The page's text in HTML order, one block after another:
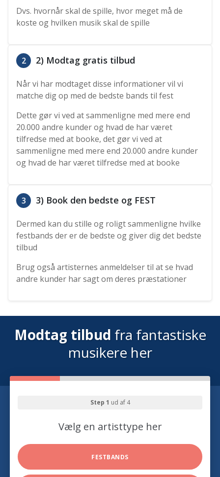
Dvs. hvornår skal de spille, hvor meget må de
koste og hvilken musik skal de spille
2 2) Modtag gratis tilbud
Når vi har modtaget disse informationer vil vi
matche dig op med de bedste bands til fest
Dette gør vi ved at sammenligne med mere end
20.000 andre kunder og hvad de har været
tilfredse med at booke, det gør vi ved at
sammenligne med mere end 20.000 andre kunder
og hvad de har været tilfredse med at booke
3 3) Book den bedste og FEST
Dermed kan du stille og roligt sammenligne hvilke
festbands der er de bedste og giver dig det bedste
tilbud
Brug også artisternes anmeldelser til at se hvad
andre kunder har sagt om deres præstationer
Modtag tilbud fra fantastiske
musikere her
Step 1 ud af 4
Vælg en artisttype her
FESTBANDS